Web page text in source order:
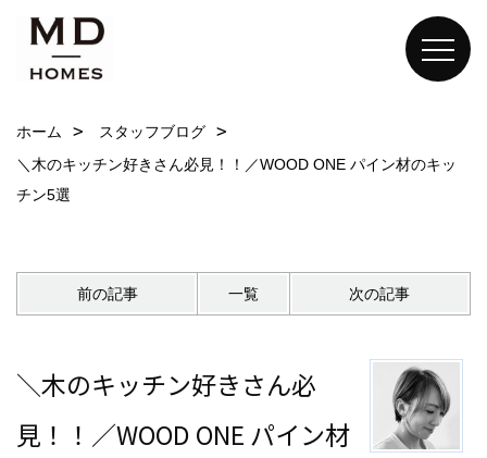
ホーム
スタッフブログ
＼木のキッチン好きさん必見！！／WOOD ONE パイン材のキッ
チン5選
前の記事 一覧 次の記事
＼木のキッチン好きさん必
見！！／WOOD ONE パイン材